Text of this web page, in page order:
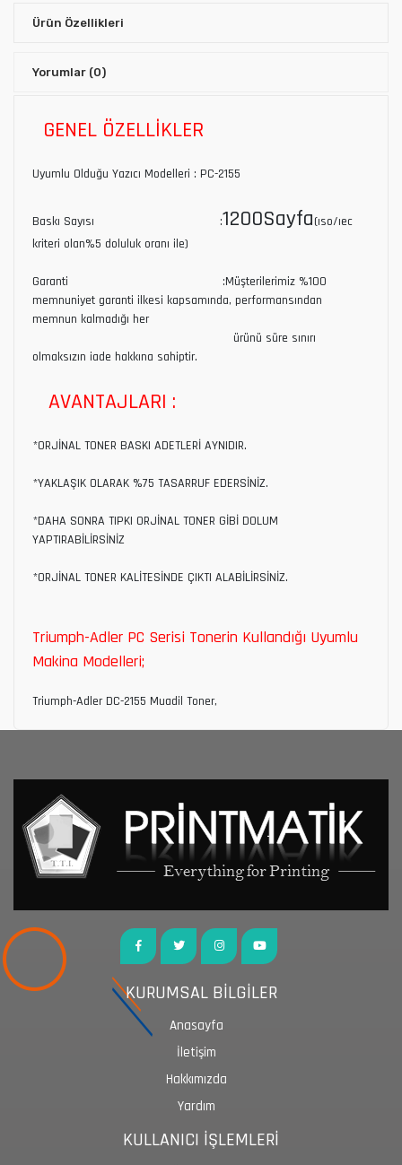
Ürün Özellikleri
Yorumlar (0)
GENEL ÖZELLİKLER
Uyumlu Olduğu Yazıcı Modelleri : PC-2155
Baskı Sayısı :1200Sayfa(ıso/ıec
kriteri olan%5 doluluk oranı ile)
Garanti :Müşterilerimiz %100
memnuniyet garanti ilkesi kapsamında, performansından
memnun kalmadığı her
ürünü süre sınırı
olmaksızın iade hakkına sahiptir.
AVANTAJLARI :
*ORJİNAL TONER BASKI ADETLERİ AYNIDIR.
*YAKLAŞIK OLARAK %75 TASARRUF EDERSİNİZ.
*DAHA SONRA TIPKI ORJİNAL TONER GİBİ DOLUM
YAPTIRABİLİRSİNİZ
*ORJİNAL TONER KALİTESİNDE ÇIKTI ALABİLİRSİNİZ.
Triumph-Adler PC Serisi Tonerin Kullandığı Uyumlu
Makina Modelleri;
Triumph-Adler DC-2155 Muadil Toner,
KURUMSAL BİLGİLER
Anasayfa
İletişim
Hakkımızda
Yardım
KULLANICI İŞLEMLERİ